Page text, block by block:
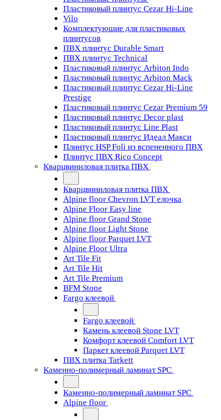
Пластиковый плинтус Cezar Hi-Line
Vilo
Комплектующие для пластиковых
плинтусов
ПВХ плинтус Durable Smart
ПВХ плинтус Technical
Пластиковый плинтус Arbiton Indo
Пластиковый плинтус Arbiton Mack
Пластиковый плинтус Cezar Hi-Line
Prestige
Пластиковый плинтус Cezar Premium 59
Пластиковый плинтус Decor plast
Пластиковый плинтус Line Plast
Пластиковый плинтус Идеал Макси
Плинтус HSP Foli из вспененного ПВХ
Плинтус ПВХ Rico Concept
Кварцвиниловая плитка ПВХ
Кварцвиниловая плитка ПВХ
Alpine floor Chevron LVT елочка
Alpine Floor Easy line
Alpine floor Grand Stone
Alpine floor Light Stone
Alpine floor Parquet LVT
Alpine Floor Ultra
Art Tile Fit
Art Tile Hit
Art Tile Premium
BFM Stone
Fargo клеевой
Fargo клеевой
Камень клеевой Stone LVT
Комфорт клеевой Comfort LVT
Паркет клеевой Parquet LVT
ПВХ плитка Tarkett
Каменно-полимерный ламинат SPC
Каменно-полимерный ламинат SPC
Alpine floor